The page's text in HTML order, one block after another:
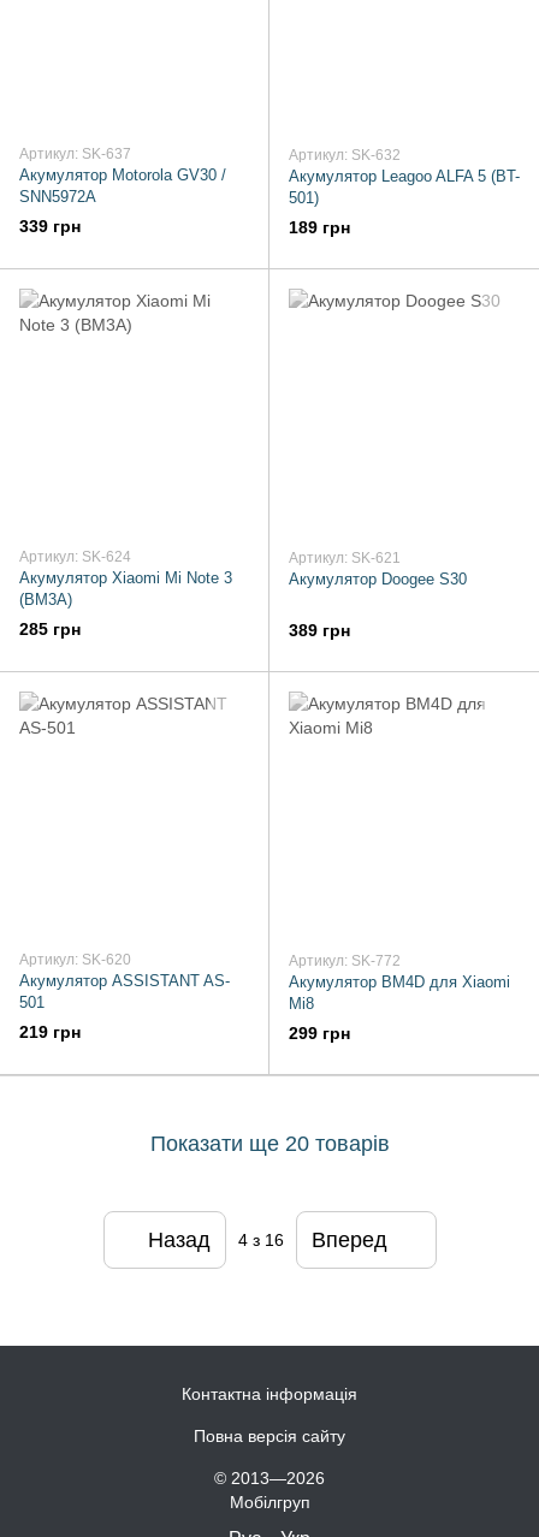
Артикул: SK-637
Акумулятор Motorola GV30 /
SNN5972A
339 грн
Артикул: SK-632
Акумулятор Leagoo ALFA 5 (BT-
501)
189 грн
Артикул: SK-624
Акумулятор Xiaomi Mi Note 3
(BM3A)
285 грн
Артикул: SK-621
Акумулятор Doogee S30
389 грн
Артикул: SK-620
Акумулятор ASSISTANT AS-
501
219 грн
Артикул: SK-772
Акумулятор BM4D для Xiaomi
Mi8
299 грн
Показати ще 20 товарів
Назад 4з 16 Вперед
Контактна інформація
Повна версія сайту
© 2013—2026
Мобілгруп